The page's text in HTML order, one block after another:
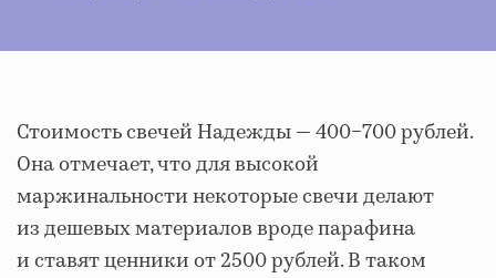
Стоимость свечей Надежды — 400−700 рублей.
Она отмечает, что для высокой
маржинальности некоторые свечи делают
из дешевых материалов вроде парафина
и ставят ценники от 2500 рублей. В таком